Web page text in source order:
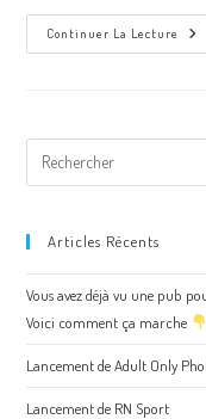
Continuer La Lecture
Articles Récents
Vous avez déjà vu une pub
Voici comment ça marche
Lancement de Adult Only
Lancement de RN Sport